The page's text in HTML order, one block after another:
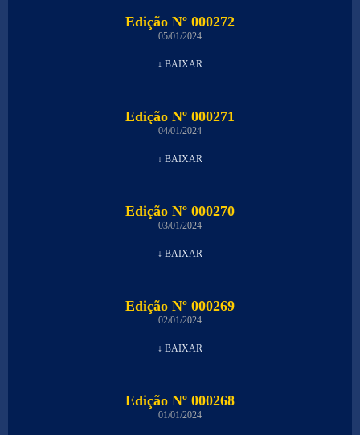
Edição Nº 000272
05/01/2024
↓ BAIXAR
Edição Nº 000271
04/01/2024
↓ BAIXAR
Edição Nº 000270
03/01/2024
↓ BAIXAR
Edição Nº 000269
02/01/2024
↓ BAIXAR
Edição Nº 000268
01/01/2024